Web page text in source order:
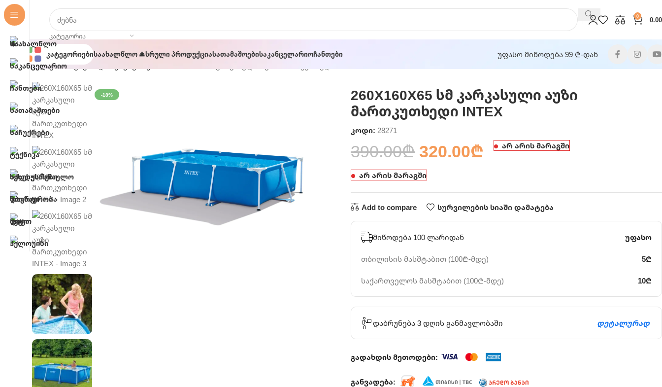
ᲙᲐᲢᲔᲒᲝᲠᲘᲐ
0 0.00
ᲙატეგორიებიᲡაახალწლო 🎄Სრული ᲞროდუქციაᲡათამაშოებიᲡაკანცელარიოᲩანთები
უფასო მიწოდება 99 ₾-დან
მთავარი აუზები და აქსესუარები
-18%
260X160X65 სმ კარკასული აუზი
მართკუთხედი INTEX
კოდი: 28271
390.00₾ 320.00₾ არ არის მარაგში
არ არის მარაგში
Add to compare სურვილების სიაში დამატება
მიწოდება 100 ლარიდან
თბილისის მასშტაბით (100₾-მდე)
საქართველოს მასშტაბით (100₾-მდე)
უფასო
5₾
10₾
დაბრუნება 3 დღის განმავლობაში დეტალურად
გადახდის მეთოდები:
განვადება: